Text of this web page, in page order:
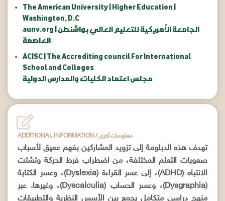
The American University | Higher Education |
Washington, D.C
aunv.org | الجامعة الأمريكية للتعليم العالي بواشنطن
العاصمة
ACISC | The Accrediting council For International
School and Colleges
مجلس اعتماد الكليات والمدارس الدولية
ADDITIONAL INFORMATION / معلومات أخرى
تهدف هذه الدبلومة إلى تزويد المشاركين بفهم عميق لأسباب
صعوبات التعلم المختلفة، من اضطراب فرط الحركة وتشتت
الانتباه (ADHD)، إلى عسر القراءة (Dyslexia)، وعسر الكتابة
(Dysgraphia)، وعسر الحساب (Dyscalculia)، وغيرها. عبر
منهج دراسي متكامل يجمع بين الأسس النظرية والتطبيقات